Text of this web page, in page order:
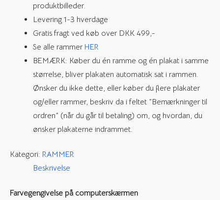
produktbilleder.
Levering 1-3 hverdage
Gratis fragt ved køb over DKK 499,-
Se alle rammer HER
BEMÆRK: Køber du én ramme og én plakat i samme
størrelse, bliver plakaten automatisk sat i rammen.
Ønsker du ikke dette, eller køber du flere plakater
og/eller rammer, beskriv da i feltet ”Bemærkninger til
ordren” (når du går til betaling) om, og hvordan, du
ønsker plakaterne indrammet.
Kategori: RAMMER
Beskrivelse
Farvegengivelse på computerskærmen